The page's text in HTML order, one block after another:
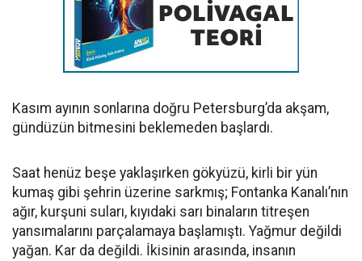
Kasım ayının sonlarına doğru Petersburg’da akşam,
gündüzün bitmesini beklemeden başlardı.
Saat henüz beşe yaklaşırken gökyüzü, kirli bir yün
kumaş gibi şehrin üzerine sarkmış; Fontanka Kanalı’nın
ağır, kurşuni suları, kıyıdaki sarı binaların titreşen
yansımalarını parçalamaya başlamıştı. Yağmur değildi
yağan. Kar da değildi. İkisinin arasında, insanın